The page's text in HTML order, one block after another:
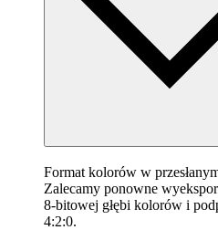
Format kolorów w
Zalecamy ponowne
8‑bitowej głębi kolorów i
4:2:0.